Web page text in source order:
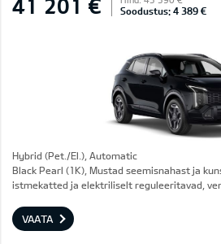
41 201 € Soodustus: 4 389 €
Hybrid (Pet./El.), Automatic
Black Pearl (1K), Mustad seemisnahast ja
istmekatted ja elektriliselt reguleeritavad,
VAATA